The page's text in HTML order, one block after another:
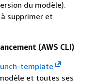
du modèle).
supprimer et
(AWS CLI)
template
et toutes ses